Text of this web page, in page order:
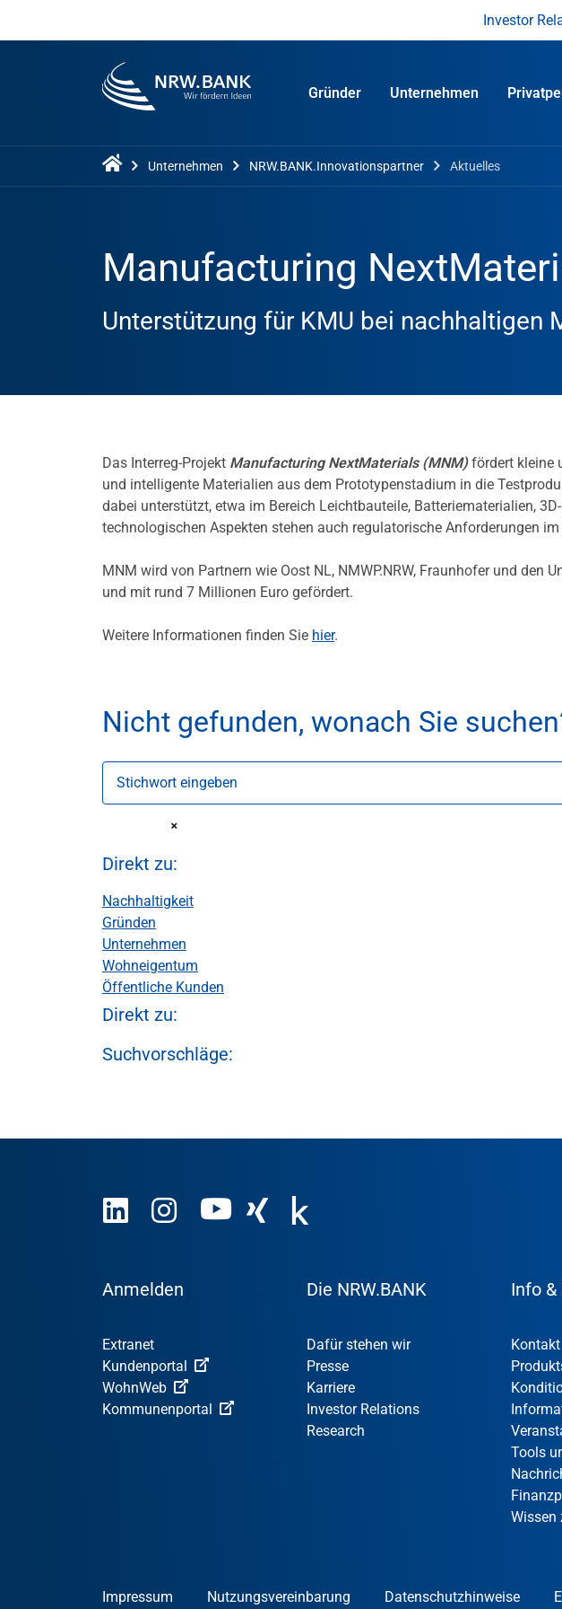
Investor
Gründer Unternehmen
Unternehmen NRW.BANK.Innovationspartner Aktuelles
Manufacturing
Unterstützung für KMU bei nachhaltigen
Das Interreg-Projekt Manufacturing NextMaterials (MNM)fördert kleine
und intelligente Materialien aus dem Prototypenstadium in die
dabei unterstützt, etwa im Bereich Leichtbauteile, Batteriematerialien,
technologischen Aspekten stehen auch regulatorische Anforderungen im
MNM wird von Partnern wie Oost NL, NMWP.NRW, Fraunhofer und den
und mit rund 7 Millionen Euro gefördert.
Weitere Informationen finden Sie hier.
Nicht gefunden, wonach Sie
Stichwort eingeben
Direkt zu:
Nachhaltigkeit
Gründen
Unternehmen
Wohneigentum
Öffentliche Kunden
Direkt zu:
Suchvorschläge:
Anmelden
Extranet
Kundenportal
WohnWeb
Kommunenportal
Die NRW.BANK
Dafür stehen wir
Presse
Karriere
Investor Relations
Research
Info &
Kontakt
Tools
Wissen
Impressum Nutzungsvereinbarung Datenschutzhinweise